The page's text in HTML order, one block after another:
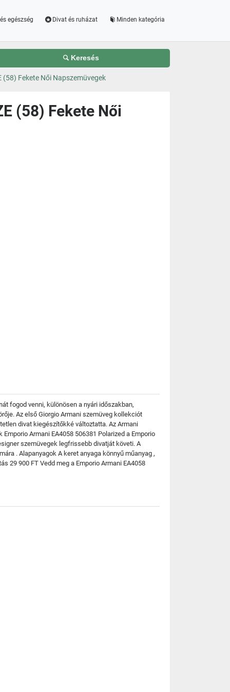
egészség Divat és ruházat Minden kategória
Keresés
(58) Fekete Női Napszemüvegek
(58) Fekete Női
fogod venni, különösen a nyári időszakban,
Az első Giorgio Armani szemüveg kollekciót
divat kiegészítőkké változtatta. Az Armani
Armani EA4058 506381 Polarized a Emporio
szemüvegek legfrissebb divatját követi. A
. Alapanyagok A keret anyaga könnyű műanyag ,
29 900 FT Vedd meg a Emporio Armani EA4058